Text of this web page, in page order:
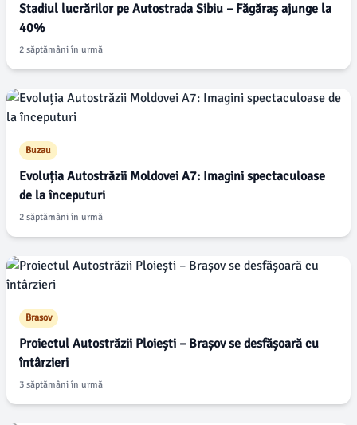
Stadiul lucrărilor pe Autostrada Sibiu – Făgăraș ajunge la
40%
2 săptămâni în urmă
Buzau
Evoluția Autostrăzii Moldovei A7: Imagini spectaculoase
de la începuturi
2 săptămâni în urmă
Brasov
Proiectul Autostrăzii Ploiești – Brașov se desfășoară cu
întârzieri
3 săptămâni în urmă